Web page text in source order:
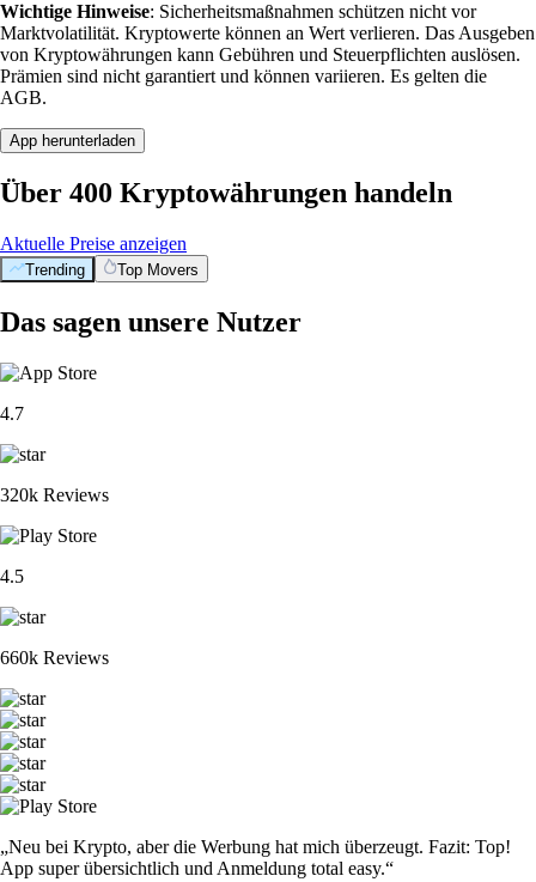
Wichtige Hinweise: Sicherheitsmaßnahmen schützen nicht vor
Marktvolatilität. Kryptowerte können an Wert verlieren. Das Ausgeben
von Kryptowährungen kann Gebühren und Steuerpflichten auslösen.
Prämien sind nicht garantiert und können variieren. Es gelten die
AGB.
App herunterladen
Über 400 Kryptowährungen handeln
Aktuelle Preise anzeigen
Trending Top Movers
Das sagen unsere Nutzer
4.7
320k Reviews
4.5
660k Reviews
„Neu bei Krypto, aber die Werbung hat mich überzeugt. Fazit: Top!
App super übersichtlich und Anmeldung total easy.“